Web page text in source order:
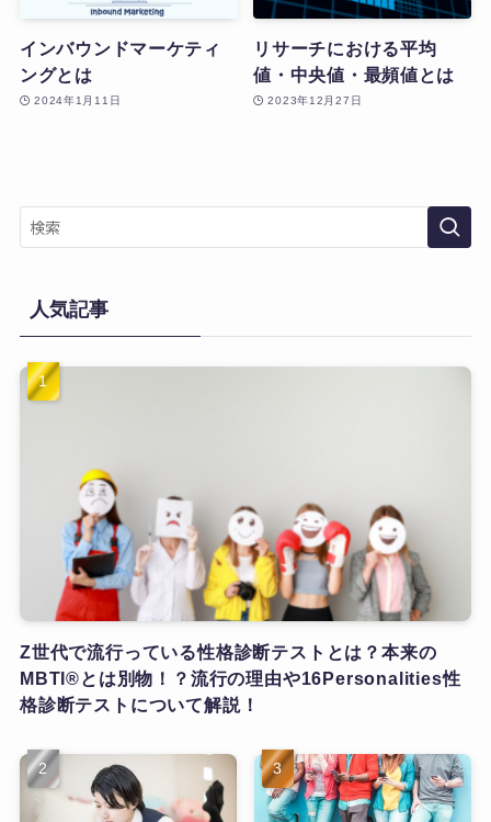
インバウンドマーケティ
ングとは
2024年1月11日
リサーチにおける平均
値・中央値・最頻値とは
2023年12月27日
人気記事
Z世代で流行っている性格診断テストとは？本来の
MBTI®とは別物！？流行の理由や16Personalities性
格診断テストについて解説！